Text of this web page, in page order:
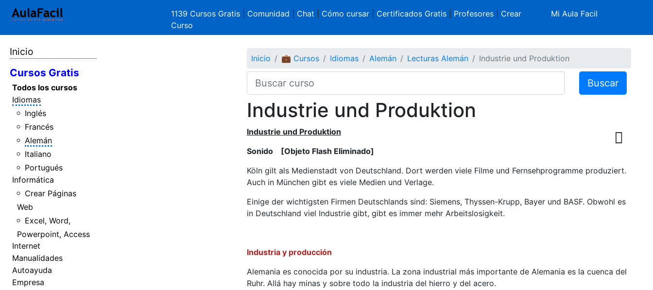
1139 Cursos Gratis Comunidad Chat Cómo cursar| Certificados Gratis| Profesores| Crear
Curso
Mi Aula Facil
Inicio
Cursos Gratis
Todos los cursos
Idiomas
Inglés
Francés
Alemán
Italiano
Portugués
Informática
Crear Páginas
Web
Excel, Word,
Powerpoint, Access
Internet
Manualidades
Autoayuda
Empresa
Inicio 💼 Cursos Idiomas Alemán Lecturas Alemán Industrie und Produktion
Buscar
Industrie und Produktion
Industrie und Produktion
Sonido
[Objeto Flash Eliminado]
Köln gilt als Medienstadt von Deutschland. Dort werden viele Filme und Fernsehprogramme produziert.
Auch in München gibt es viele Medien und Verlage.
Einige der wichtigsten Firmen Deutschlands sind: Siemens, Thyssen-Krupp, Bayer und BASF. Obwohl es
in Deutschland viel Industrie gibt, gibt es immer mehr Arbeitslosigkeit.
Industria y producción
Alemania es conocida por su industria. La zona industrial más importante de Alemania es la cuenca del
Ruhr. Allá hay minas y sobre todo la industria del hierro y del acero.